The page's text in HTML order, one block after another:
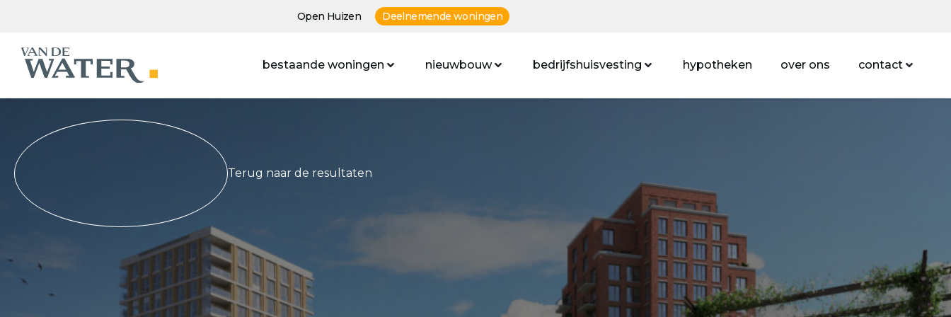
Open Huizen Deelnemende woningen
bestaande woningen nieuwbouw bedrijfshuisvesting hypotheken over ons contact
Terug naar de resultaten